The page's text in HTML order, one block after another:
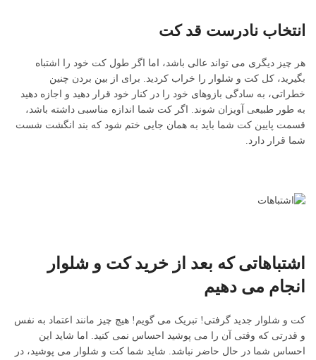
انتخاب نادرست قد کت
هر چیز دیگری می تواند عالی باشد، اما اگر طول کت خود را اشتباه
بگیرید، کل کت و شلوار را خراب کردید. برای از بین بردن چنین
خطراتی، به سادگی بازوهای خود را در کنار خود قرار دهید و اجازه دهید
به طور طبیعی آویزان شوند. اگر کت شما اندازه مناسبی داشته باشد،
قسمت پایین کت شما باید به همان جایی ختم شود که بند انگشت شست
شما قرار دارد.
اشتباهاتی که بعد از خرید کت و شلوار
انجام می دهیم
کت و شلوار جدید گرفتی! تبریک می گویم! هیچ چیز مانند اعتماد به نفس
و قدرتی که وقتی آن را می پوشید احساس نمی کنید. اما شاید این
احساس شما در حال حاضر نباشد. شاید شما کت و شلوار می پوشید، در